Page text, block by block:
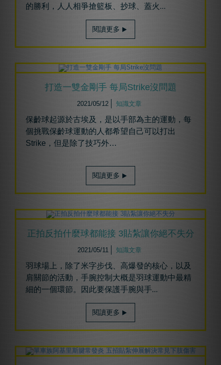
的勝利，人人相爭搶籃板、抄球、蓋火...
閱讀更多
打造一雙金剛手 每局Strike沒問題
2021/05/12 知識文章
保齡球起源於古埃及，是以手部為主的運動，每
個挑戰保齡球運動的人都希望自己可以打出
Strike，但是除了技巧外…
閱讀更多
正拍反拍什麼球都能接 3貼紮讓你絕不失分
2021/05/11 知識文章
羽球場上，除了米字步伐、高爆發的核心，以及
肩關節的活動，手腕控制大概是羽球運動中最精
細的一個環節。因此要保護手腕與手...
閱讀更多